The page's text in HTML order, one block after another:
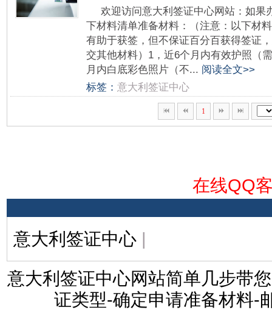
欢迎访问意大利签证中心网站：如果
下材料清单准备材料：（注意：以下材
有助于获签，但不保证百分百获得签证
交其他材料）1，近6个月内有效护照（
月内白底彩色照片（不... 阅读全文>>
标签： 意大利签证中心
1
在线QQ
意大利签证中心 |
意大利签证中心网站简单几步带
证类型-确定申请准备材料-